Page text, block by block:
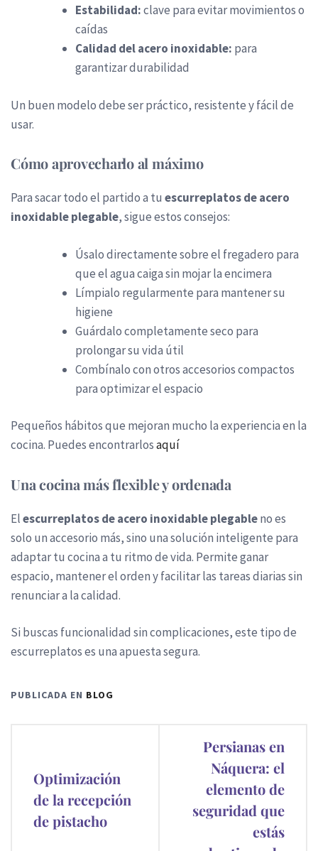
Estabilidad:clave para evitar movimientos o
caídas
Calidad del acero inoxidable: para
garantizar durabilidad
Un buen modelo debe ser práctico, resistente y fácil de
usar.
Cómo aprovecharlo al máximo
Para sacar todo el partido a tu escurreplatos de acero
inoxidable plegable, sigue estos consejos:
Úsalo directamente sobre el fregadero para
que el agua caiga sin mojar la encimera
Límpialo regularmente para mantener su
higiene
Guárdalo completamente seco para
prolongar su vida útil
Combínalo con otros accesorios compactos
para optimizar el espacio
Pequeños hábitos que mejoran mucho la experiencia en la
cocina. Puedes encontrarlosaquí
Una cocina más flexible y ordenada
Elescurreplatos de acero inoxidable plegableno es
solo un accesorio más, sino una solución inteligente para
adaptar tu cocina a tu ritmo de vida. Permite ganar
espacio, mantener el orden y facilitar las tareas diarias sin
renunciar a la calidad.
Si buscas funcionalidad sin complicaciones, este tipo de
escurreplatos es una apuesta segura.
PUBLICADA EN BLOG
entradas
Optimización
de la recepción
de pistacho
Persianas en
Náquera: el
elemento de
seguridad que
estás